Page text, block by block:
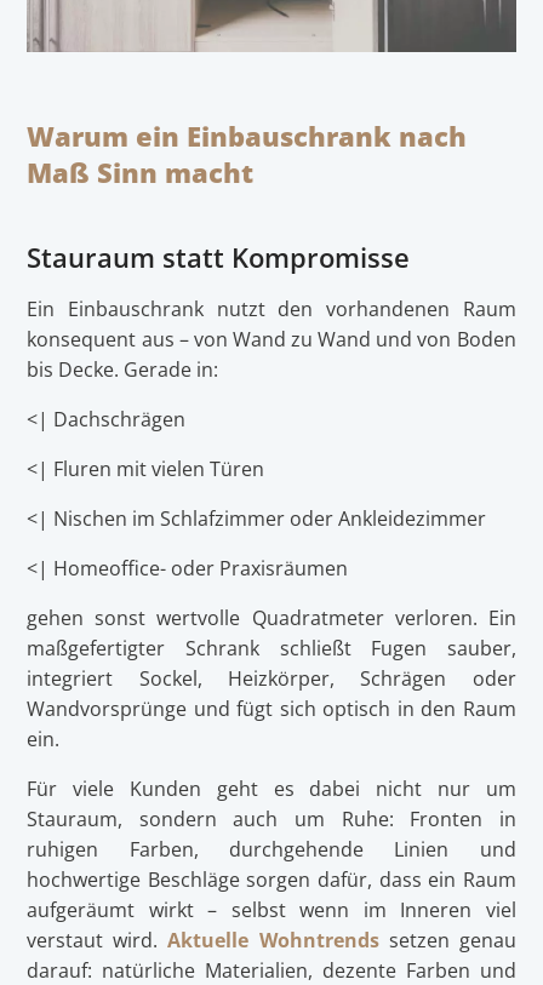
Warum ein Einbauschrank nach
Maß Sinn macht
Stauraum statt Kompromisse
Ein Einbauschrank nutzt den vorhandenen Raum
konsequent aus – von Wand zu Wand und von Boden
bis Decke. Gerade in:
<| Dachschrägen
<| Fluren mit vielen Türen
<| Nischen im Schlafzimmer oder Ankleidezimmer
<| Homeoffice- oder Praxisräumen
gehen sonst wertvolle Quadratmeter verloren. Ein
maßgefertigter Schrank schließt Fugen sauber,
integriert Sockel, Heizkörper, Schrägen oder
Wandvorsprünge und fügt sich optisch in den Raum
ein.
Für viele Kunden geht es dabei nicht nur um
Stauraum, sondern auch um Ruhe: Fronten in
ruhigen Farben, durchgehende Linien und
hochwertige Beschläge sorgen dafür, dass ein Raum
aufgeräumt wirkt – selbst wenn im Inneren viel
verstaut wird.Aktuelle Wohntrendssetzen genau
darauf: natürliche Materialien, dezente Farben und